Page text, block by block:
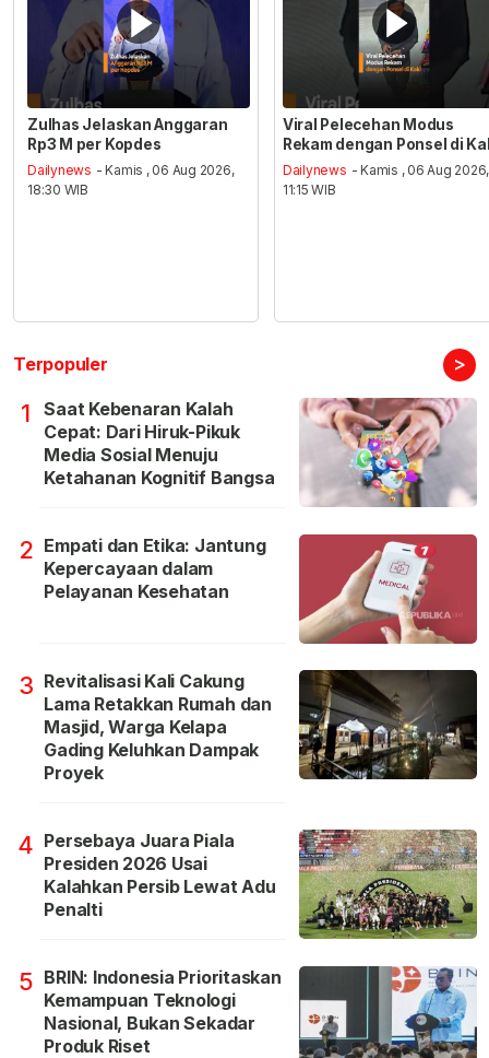
Zulhas Jelaskan Anggaran
Rp3 M per Kopdes
Dailynews - Kamis , 06 Aug 2026,
18:30 WIB
Viral Pelecehan Modus
Rekam dengan Ponsel di
Dailynews - Kamis , 06 Aug 2026,
11:15 WIB
Terpopuler >
1
Saat Kebenaran Kalah
Cepat: Dari Hiruk-Pikuk
Media Sosial Menuju
Ketahanan Kognitif Bangsa
2 Empati dan Etika: Jantung
Kepercayaan dalam
Pelayanan Kesehatan
3 Revitalisasi Kali Cakung
Lama Retakkan Rumah dan
Masjid, Warga Kelapa
Gading Keluhkan Dampak
Proyek
4 Persebaya Juara Piala
Presiden 2026 Usai
Kalahkan Persib Lewat Adu
Penalti
5 BRIN: Indonesia Prioritaskan
Kemampuan Teknologi
Nasional, Bukan Sekadar
Produk Riset